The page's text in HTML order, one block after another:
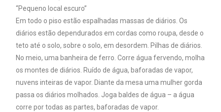
“Pequeno local escuro”
Em todo o piso estão espalhadas massas de diários. Os
diários estão dependurados em cordas como roupa, desde o
teto até o solo, sobre o solo, em desordem. Pilhas de diários.
No meio, uma banheira de ferro. Corre água fervendo, molha
os montes de diários. Ruído de água, baforadas de vapor,
nuvens inteiras de vapor. Diante da mesa uma mulher gorda
passa os diários molhados. Joga baldes de água – a água
corre por todas as partes, baforadas de vapor.